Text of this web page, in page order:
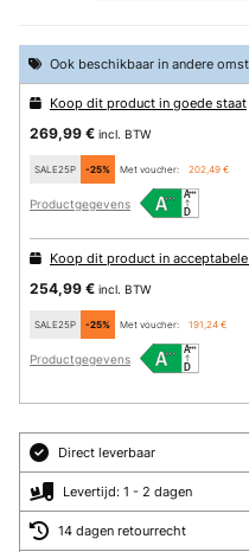
Ook beschikbaar in andere
Koop dit product in goede staat
269,99 € incl. BTW
SALE25P -25% Met voucher: 202,49 €
Productgegevens
Koop dit product in
254,99 € incl. BTW
SALE25P -25% Met voucher: 191,24 €
Productgegevens
Direct leverbaar
Levertijd: 1 - 2 dagen
14 dagen retourrecht